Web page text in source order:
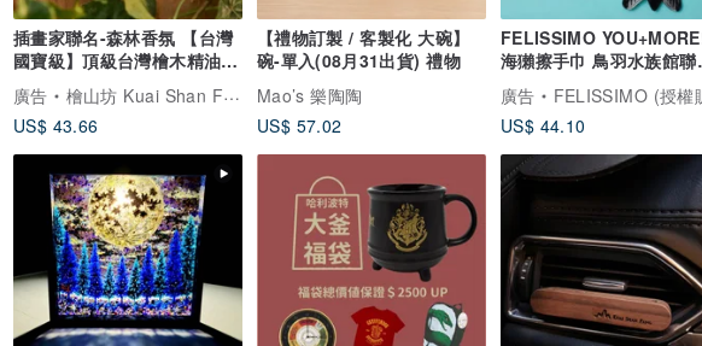
插畫家聯名-森林香氛 【台灣
國寶級】頂級台灣檜木精油
10ml/ 擴香
廣告
檜山坊 Kuai Shan Fang︱台灣檜木香氛領導品牌，療癒森林
US$ 43.66
【禮物訂製 / 客製化 大碗】
碗-單入(08月31出貨) 禮物
Mao’s 樂陶陶
US$ 57.02
FELISSIMO
海獺擦手巾 鳥羽水族館聯
療癒居家小物
廣告
FELISSIMO (授權販售) Pinkoi 品牌形
US$ 44.10